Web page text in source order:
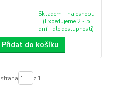
Skladem - na eshopu
(Expedujeme 2 - 5
dní - dle dostupnosti)
Přidat do košíku
strana z 1